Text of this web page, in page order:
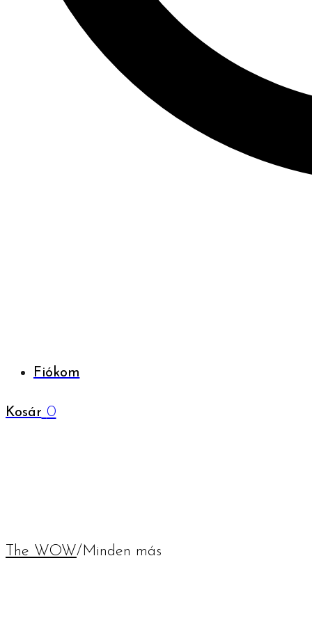
Fiókom
Kosár 0
The WOW/Minden más